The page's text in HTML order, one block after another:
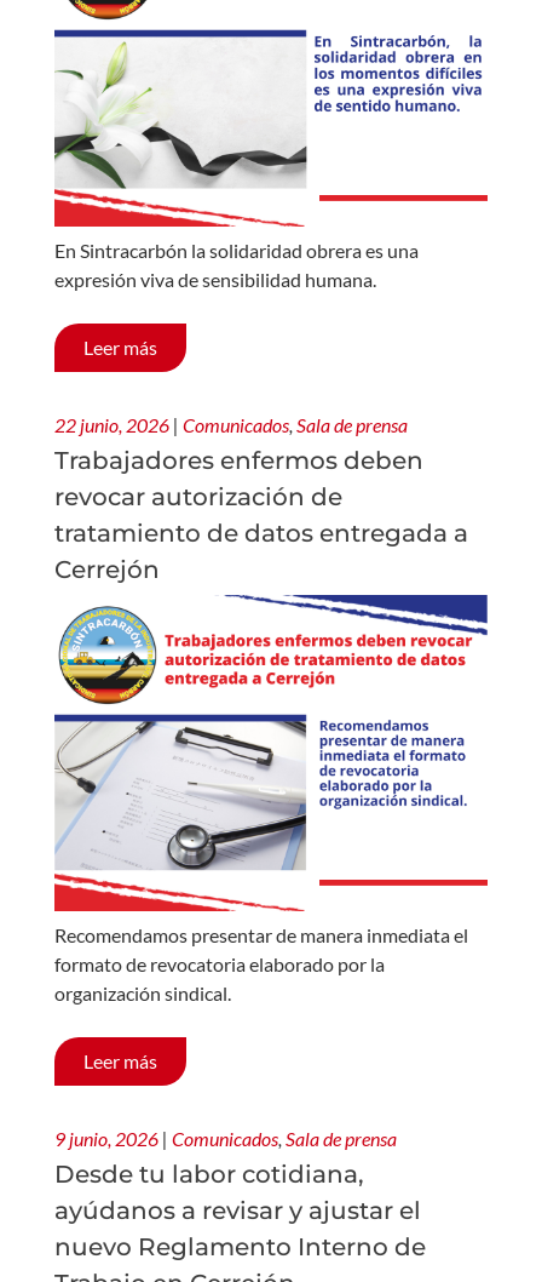
En Sintracarbón la solidaridad obrera es una
expresión viva de sensibilidad humana.
Leer más
22 junio, 2026 | Comunicados, Sala de prensa
Trabajadores enfermos deben
revocar autorización de
tratamiento de datos entregada a
Cerrejón
Recomendamos presentar de manera inmediata el
formato de revocatoria elaborado por la
organización sindical.
Leer más
9 junio, 2026 | Comunicados, Sala de prensa
Desde tu labor cotidiana,
ayúdanos a revisar y ajustar el
nuevo Reglamento Interno de